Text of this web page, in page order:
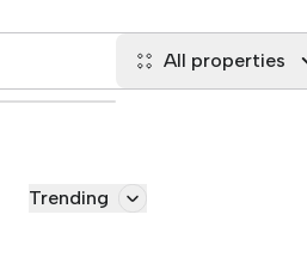
All properties
Trending